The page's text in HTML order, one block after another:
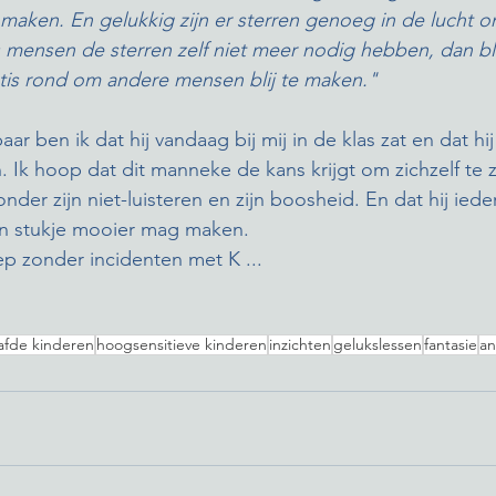
En gelukkig zijn er sterren genoeg in de lucht
mensen de sterren zelf niet meer nodig hebben, dan
rond om andere mensen blij te maken."
ben ik dat hij vandaag bij mij in de klas zat en dat
Ik hoop dat dit manneke de kans krijgt om zichzelf te
zijn niet-luisteren en zijn boosheid. En dat hij
stukje mooier mag maken.
zonder incidenten met K ...
kinderen hoogsensitieve kinderen inzichten gelukslessenfantasie